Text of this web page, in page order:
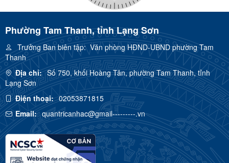
Phường Tam Thanh, tỉnh Lạng Sơn
Trưởng Ban biên tập:Văn phòng HĐND-UBND phường Tam
Thanh
Địa chỉ: Số 750, khối Hoàng Tân, phường Tam Thanh, tỉnh
Lạng Sơn
Điện thoại: 02053871815
Email: quantricanhac@gmail---------.vn